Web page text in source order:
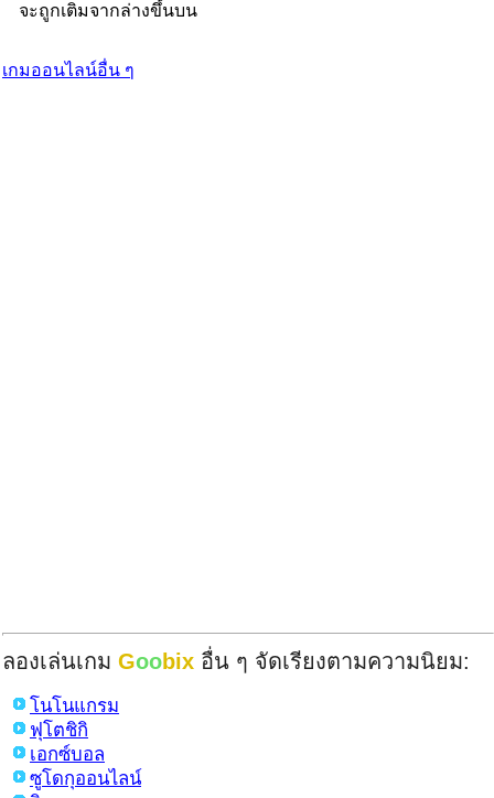
จะถูกเติมจากล่างขึ้นบน
เกมออนไลน์อื่น ๆ
ลองเล่นเกม Goobix อื่น ๆ จัดเรียงตามความนิยม:
โนโนแกรม
ฟุโตชิกิ
เอกซ์บอล
ซูโดกุออนไลน์